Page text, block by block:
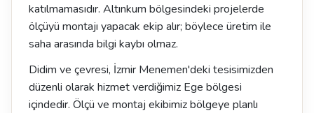
katılmamasıdır. Altınkum bölgesindeki projelerde
ölçüyü montajı yapacak ekip alır; böylece üretim ile
saha arasında bilgi kaybı olmaz.
Didim ve çevresi, İzmir Menemen'deki tesisimizden
düzenli olarak hizmet verdiğimiz Ege bölgesi
içindedir. Ölçü ve montaj ekibimiz bölgeye planlı